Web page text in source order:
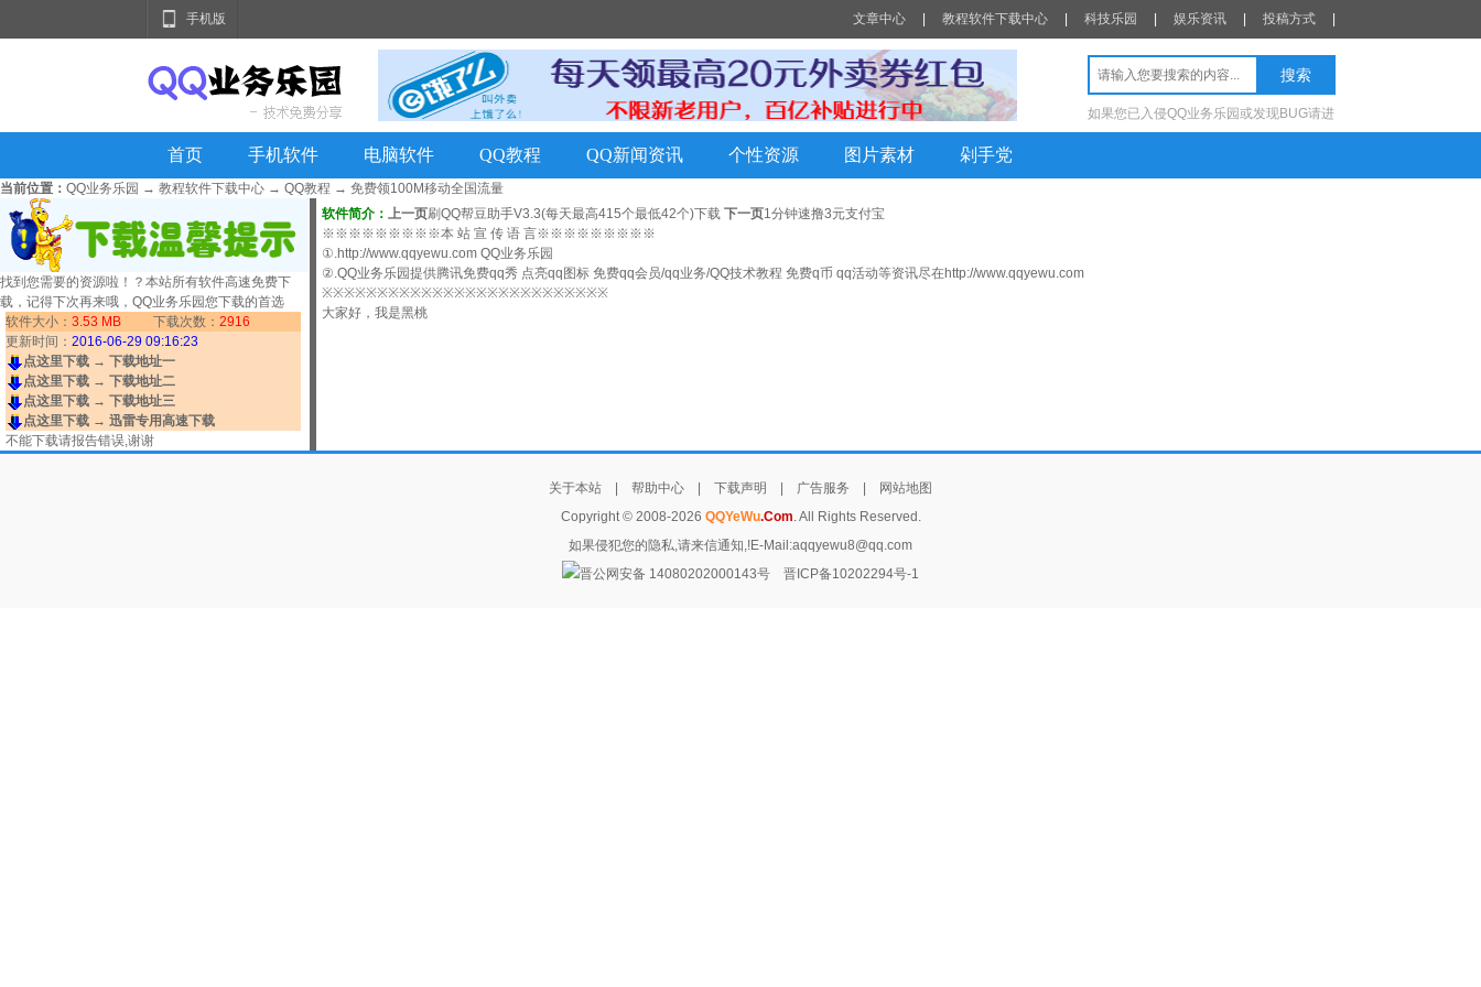
手机版 文章中心 教程软件下载中心 科技乐园 娱乐资讯 投稿方式
如果您已入侵QQ业务乐园或发现BUG请进
首页 手机软件 电脑软件 QQ教程 QQ新闻资讯 个性资源 图片素材 剁手党
当前位置： QQ业务乐园 → 教程软件下载中心 → QQ教程 → 免费领100M移动全国流量
找到您需要的资源啦！？本站所有软件高速免费下
载，记得下次再来哦，QQ业务乐园您下载的首选
软件大小： 3.53 MB 下载次数： 2916
更新时间： 2016-06-29 09:16:23
点这里下载 → 下载地址一
点这里下载 → 下载地址二
点这里下载 → 下载地址三
点这里下载 → 迅雷专用高速下载
不能下载请报告错误,谢谢
软件简介： 上一页刷QQ帮豆助手V3.3(每天最高415个最低42个)下载 下一页1分钟速撸3元支付宝
※※※※※※※※※本 站 宣 传 语 言※※※※※※※※※
①.http://www.qqyewu.com QQ业务乐园
②.QQ业务乐园提供腾讯免费qq秀 点亮qq图标 免费qq会员/qq业务/QQ技术教程 免费q币 qq活动等资讯尽在http://www.qqyewu.com
※※※※※※※※※※※※※※※※※※※※※※※※※※
大家好，我是黑桃
关于本站 帮助中心 下载声明 广告服务
网站地图
Copyright © 2008-2026 QQYeWu.Com. All Rights Reserved.
如果侵犯您的隐私,请来信通知,!E-Mail:aqqyewu8@qq.com
晋公网安备 14080202000143号
晋ICP备10202294号-1